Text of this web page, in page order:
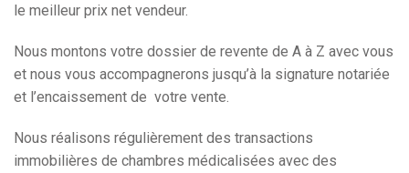
le meilleur prix net vendeur.
Nous montons votre dossier de revente de A à Z avec vous
et nous vous accompagnerons jusqu’à la signature notariée
et l’encaissement de votre vente.
Nous réalisons régulièrement des transactions
immobilières de chambres médicalisées avec des